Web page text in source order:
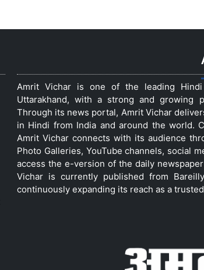
Amrit Vichar is one of the leading
Uttarakhand, with a strong and growing
Through its news portal, Amrit Vichar
in Hindi from India and around the world.
Amrit Vichar connects with its audience
Photo Galleries, YouTube channels, social
access the e-version of the daily
Vichar is currently published from
continuously expanding its reach as a